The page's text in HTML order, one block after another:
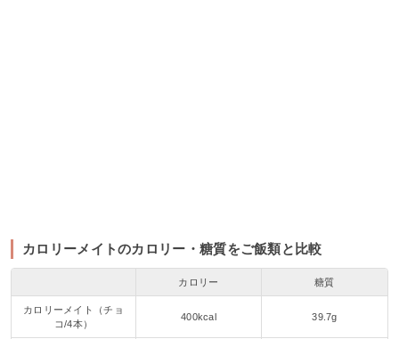
カロリーメイトのカロリー・糖質をご飯類と比較
カロリー 糖質
カロリーメイト（チョ
コ/4本）
400kcal 39.7g